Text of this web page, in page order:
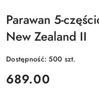
Parawan 5-
New Zealand II
Dostępność:500 szt.
cena:
689.00